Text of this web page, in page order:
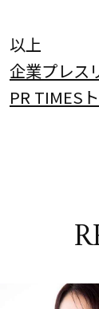
以上
企業プレス
PR TIMES